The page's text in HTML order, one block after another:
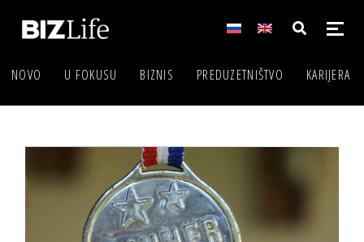
NOVO U FOKUSU BIZNIS PREDUZETNIŠTVO KARIJERA